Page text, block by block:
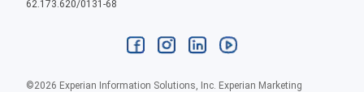
62.173.620/0131-68
©2026 Experian Information Solutions, Inc. Experian Marketing